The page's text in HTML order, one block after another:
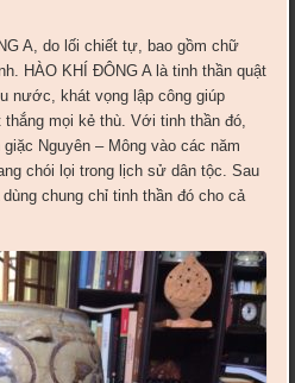
A, do lối chiết tự, bao gồm chữ
HÀO KHÍ ĐÔNG A là tinh thần quật
nước, khát vọng lập công giúp
mọi kẻ thù. Với tinh thần đó,
Nguyên – Mông vào các năm
chói lọi trong lịch sử dân tộc. Sau
chung chỉ tinh thần đó cho cả